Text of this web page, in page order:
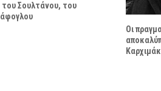
του Σουλτάνου, του
Οι